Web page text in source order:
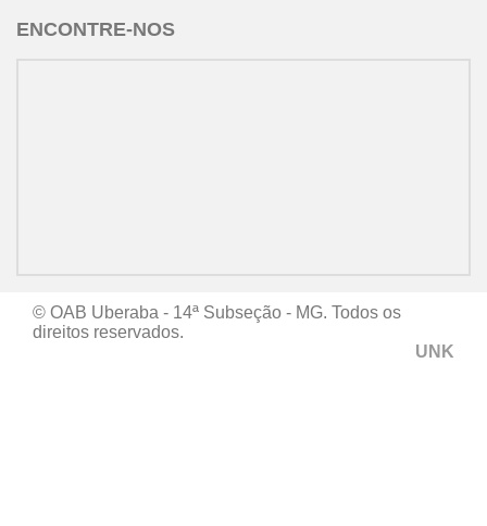
ENCONTRE-NOS
© OAB Uberaba - 14ª Subseção - MG. Todos os
direitos reservados.
UNK